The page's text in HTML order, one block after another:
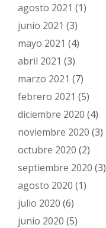
agosto 2021 (1)
junio 2021 (3)
mayo 2021 (4)
abril 2021 (3)
marzo 2021 (7)
febrero 2021 (5)
diciembre 2020 (4)
noviembre 2020 (3)
octubre 2020 (2)
septiembre 2020 (3)
agosto 2020 (1)
julio 2020 (6)
junio 2020 (5)